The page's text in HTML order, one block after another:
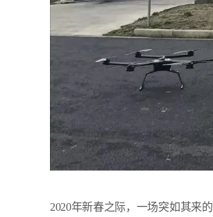
2020年新春之际，一场突如其来